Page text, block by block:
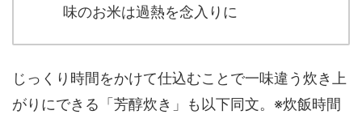
味のお米は過熱を念入りに
じっくり時間をかけて仕込むことで一味違う炊き上
がりにできる「芳醇炊き」も以下同文。※炊飯時間